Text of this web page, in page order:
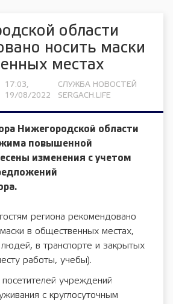
области
носить маски
местах
17:03,
19/08/2022
СЛУЖБА НОВОСТЕЙ
SERGACH.LIFE
Нижегородской области
повышенной
изменения с учетом
региона рекомендовано
в общественных местах,
людей, в транспорте и закрытых
работы, учебы).
учреждений
с круглосуточным